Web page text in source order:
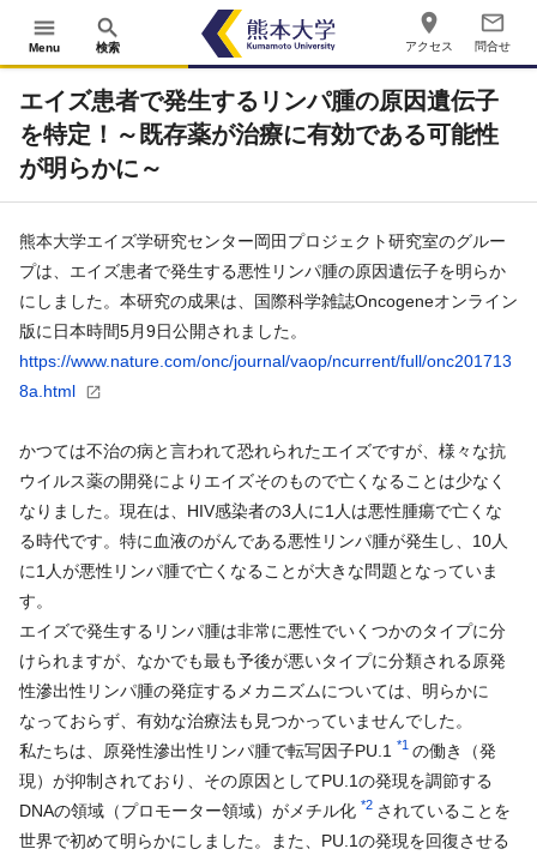
menu
Menu
search
検索
place
アクセス
mail_outline
問合せ
エイズ患者で発生するリンパ腫の原因遺伝子
を特定！～既存薬が治療に有効である可能性
が明らかに～
熊本大学エイズ学研究センター岡田プロジェクト研究室のグルー
プは、エイズ患者で発生する悪性リンパ腫の原因遺伝子を明らか
にしました。本研究の成果は、国際科学雑誌Oncogeneオンライン
版に日本時間5月9日公開されました。
https://www.nature.com/onc/journal/vaop/ncurrent/full/onc201713
8a.html
かつては不治の病と言われて恐れられたエイズですが、様々な抗
ウイルス薬の開発によりエイズそのもので亡くなることは少なく
なりました。現在は、HIV感染者の3人に1人は悪性腫瘍で亡くな
る時代です。特に血液のがんである悪性リンパ腫が発生し、10人
に1人が悪性リンパ腫で亡くなることが大きな問題となっていま
す。
エイズで発生するリンパ腫は非常に悪性でいくつかのタイプに分
けられますが、なかでも最も予後が悪いタイプに分類される原発
性滲出性リンパ腫の発症するメカニズムについては、明らかに
なっておらず、有効な治療法も見つかっていませんでした。
私たちは、原発性滲出性リンパ腫で転写因子PU.1 *1 の働き（発
現）が抑制されており、その原因としてPU.1の発現を調節する
DNAの領域（プロモーター領域）がメチル化 *2 されていることを
世界で初めて明らかにしました。また、PU.1の発現を回復させる